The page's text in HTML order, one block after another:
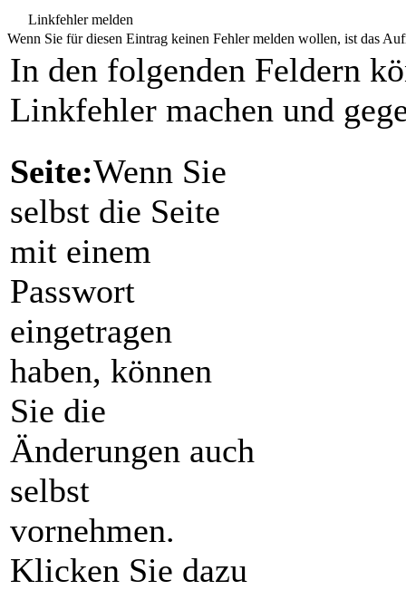
Linkfehler melden
Wenn Sie für diesen Eintrag keinen Fehler melden wollen, ist das
In den folgenden Feldern
Linkfehler machen und
Seite:Wenn Sie
selbst die Seite
mit einem
Passwort
eingetragen
haben, können
Sie die
Änderungen auch
selbst
vornehmen.
Klicken Sie dazu